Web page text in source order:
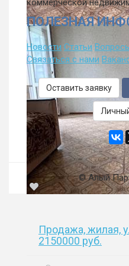
Продажа, жилая,
2150000 руб.
коммерческой
ПОЛЕЗНАЯ
Новости Статьи
Связаться с нами
Оставить заявку
© Алый